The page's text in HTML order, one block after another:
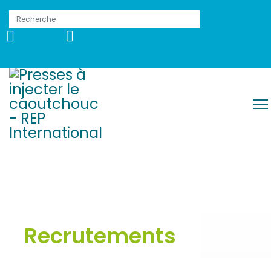
Recrutements